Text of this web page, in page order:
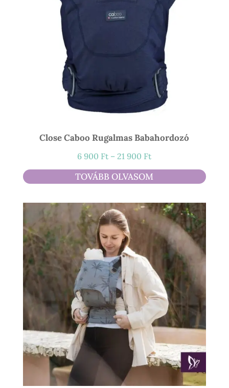
Close Caboo Rugalmas Babahordozó
6 900 Ft – 21 900 FtÁrtartomány:
6
900 Ft
21
900 Ft
TOVÁBB OLVASOM